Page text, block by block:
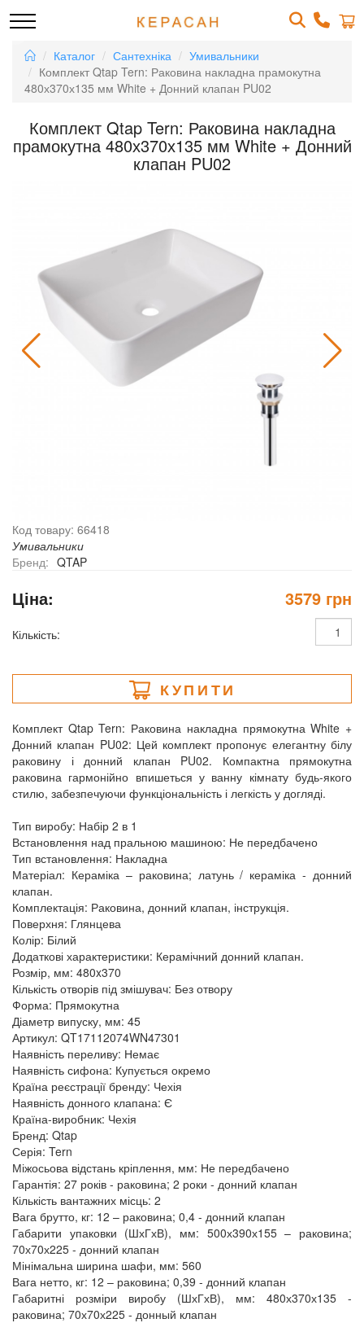
Каталог Сантехніка
Умивальники
Комплект Qtap Tern: Раковина накладна прамокутна
480х370х135 мм White + Донний клапан PU02
Комплект Qtap Tern: Раковина накладна
прамокутна 480х370х135 мм White + Донний
клапан PU02
Код товару: 66418
Умивальники
Бренд: QTAP
Ціна: 3579 грн
Кількість:
КУПИТИ
Комплект Qtap Tern: Раковина накладна прямокутна White +
Донний клапан PU02: Цей комплект пропонує елегантну білу
раковину і донний клапан PU02. Компактна прямокутна
раковина гармонійно впишеться у ванну кімнату будь-якого
стилю, забезпечуючи функціональність і легкість у догляді.
Тип виробу: Набір 2 в 1
Встановлення над пральною машиною: Не передбачено
Тип встановлення: Накладна
Матеріал: Кераміка – раковина; латунь / кераміка - донний
клапан.
Комплектація: Раковина, донний клапан, інструкція.
Поверхня: Глянцева
Колір: Білий
Додаткові характеристики: Керамічний донний клапан.
Розмір, мм: 480x370
Кількість отворів під змішувач: Без отвору
Форма: Прямокутна
Діаметр випуску, мм: 45
Артикул: QT17112074WN47301
Наявність переливу: Немає
Наявність сифона: Купується окремо
Країна реєстрації бренду: Чехія
Наявність донного клапана: Є
Країна-виробник: Чехія
Бренд: Qtap
Серія: Tern
Міжосьова відстань кріплення, мм: Не передбачено
Гарантія: 27 років - раковина; 2 роки - донний клапан
Кількість вантажних місць: 2
Вага брутто, кг: 12 – раковина; 0,4 - донний клапан
Габарити упаковки (ШхГхВ), мм: 500х390х155 – раковина;
70х70х225 - донний клапан
Мінімальна ширина шафи, мм: 560
Вага нетто, кг: 12 – раковина; 0,39 - донний клапан
Габаритні розміри виробу (ШхГхВ), мм: 480х370х135 -
раковина; 70х70х225 - донный клапан